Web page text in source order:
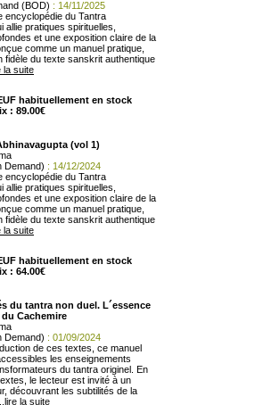
(BOD) : 14/11/2025
encyclopédie du Tantra
allie pratiques spirituelles,
et une exposition claire de la
comme un manuel pratique,
fidèle du texte sanskrit authentique
la suite
habituellement en stock
: 89.00€
(vol 1)
Demand) : 14/12/2024
encyclopédie du Tantra
allie pratiques spirituelles,
et une exposition claire de la
comme un manuel pratique,
fidèle du texte sanskrit authentique
la suite
habituellement en stock
: 64.00€
du tantra non duel. L´essence
Cachemire
Demand) : 01/09/2024
de ces textes, ce manuel
les enseignements
du tantra originel. En
le lecteur est invité à un
découvrant les subtilités de la
lire la suite